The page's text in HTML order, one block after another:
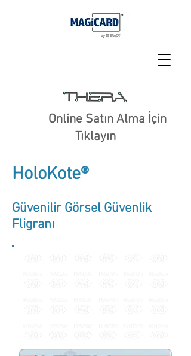
Online Satın Alma İçin
Tıklayın
HoloKote®
Güvenilir Görsel Güvenlik
Fligranı